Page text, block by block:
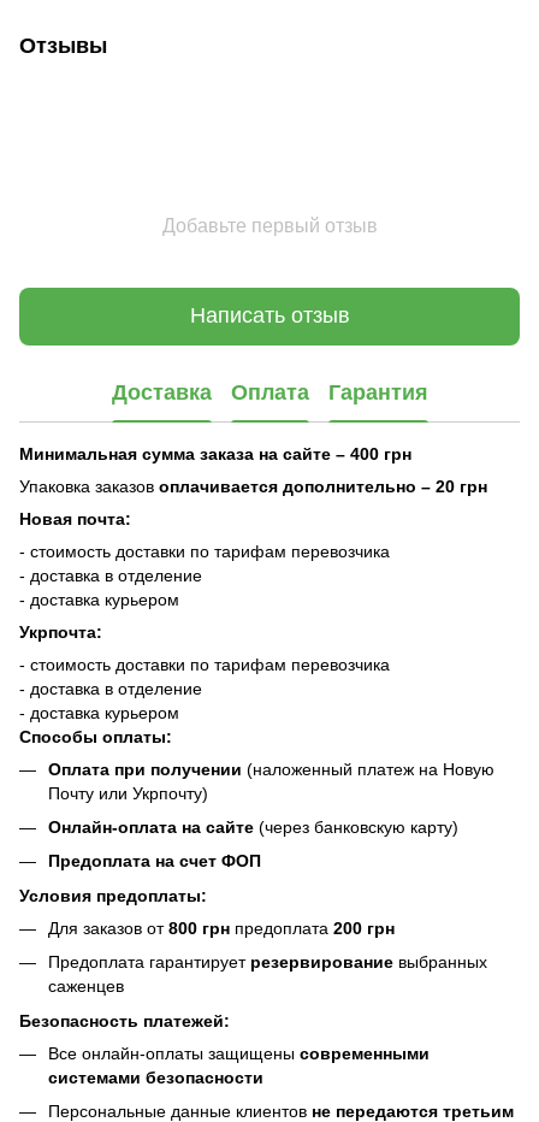
Отзывы
Добавьте первый отзыв
Написать отзыв
Доставка Оплата Гарантия
Минимальная сумма заказа на сайте – 400 грн
Упаковка заказов оплачивается дополнительно – 20 грн
Новая почта:
- стоимость доставки по тарифам перевозчика
- доставка в отделение
- доставка курьером
Укрпочта:
- стоимость доставки по тарифам перевозчика
- доставка в отделение
- доставка курьером
Способы оплаты:
Оплата при получении (наложенный платеж на Новую
Почту или Укрпочту)
Онлайн-оплата на сайте (через банковскую карту)
Предоплата на счет ФОП
Условия предоплаты:
Для заказов от800 грн предоплата 200 грн
Предоплата гарантирует резервирование выбранных
саженцев
Безопасность платежей:
Все онлайн-оплаты защищены современными
системами безопасности
Персональные данные клиентов не передаются третьим